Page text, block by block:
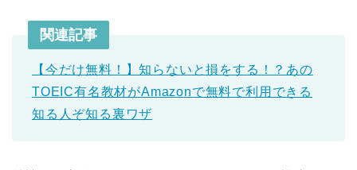
関連記事
【今だけ無料！】知らないと損をする！？あの
TOEIC有名教材がAmazonで無料で利用できる
知る人ぞ知る裏ワザ